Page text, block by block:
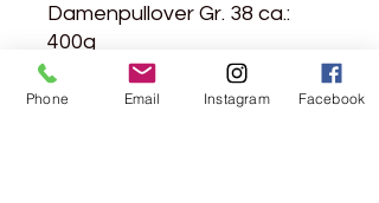
Damenpullover Gr. 38 ca.:
400g
Handwäsche
Phone Email Instagram Facebook